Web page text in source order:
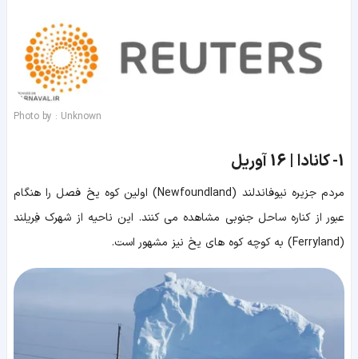
Photo by : Unknown
1- کانادا | 16 آوریل
مردم جزیره نیوفاندلند (Newfoundland) اولین کوه یخ فصل را هنگام
عبور از کناره ساحل جنوبی مشاهده می کنند. این ناحیه از شهرک فِریلند
(Ferryland) به کوچه کوه های یخ نیز مشهور است.